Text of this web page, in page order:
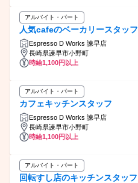
アルバイト・パート
人気cafeのベーカリースタッフ
Espresso D Works 諫早店
長崎県諫早市小野町
時給1,100円以上
アルバイト・パート
カフェキッチンスタッフ
Espresso D Works 諫早店
長崎県諫早市小野町
時給1,100円以上
アルバイト・パート
回転すし店のキッチンスタッフ